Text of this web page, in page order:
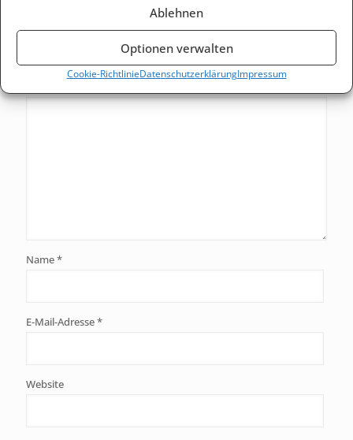
Ablehnen
Optionen verwalten
Cookie-RichtlinieDatenschutzerklärungImpressum
Schreibe einen Kommentar
Deine E-Mail-Adresse wird nicht veröffentlicht.
markiert
Name*
E-Mail-Adresse*
Website